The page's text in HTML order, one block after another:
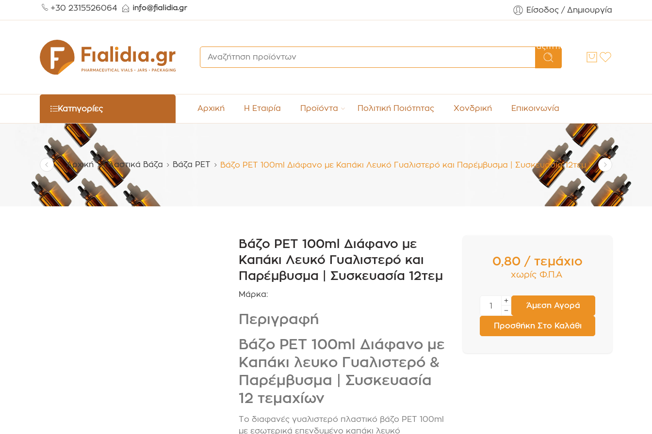
+30 2315526064 Είσοδος / Δημιουργία
Αναζήτηση
Κατηγορίες Αρχική Η Εταιρία Προϊόντα Πολιτική Ποιότητας Χονδρική Επικοινωνία
Αρχική Πλαστικά Βάζα Βάζα PET Βάζο PET 100ml Διάφανο με Καπάκι Λευκό Γυαλιστερό και Παρέμβυσμα | Συσκευασία 12τεμ
Βάζο PET 100ml Διάφανο με
Καπάκι Λευκό Γυαλιστερό και
Παρέμβυσμα | Συσκευασία 12τεμ
Μάρκα:
Περιγραφή
Βάζο PET 100ml Διάφανο με
Καπάκι λευκο Γυαλιστερό &
Παρέμβυσμα | Συσκευασία
12 τεμαχίων
Το διαφανές γυαλιστερό πλαστικό βάζο PET 100ml
με εσωτερικά επενδυμένο καπάκι λευκό
0,80 / τεμάχιο
χωρίς Φ.Π.Α
Προσθήκη Στο Καλάθι
Άμεση Αγορά